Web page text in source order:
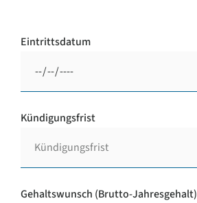
Eintrittsdatum
Kündigungsfrist
Gehaltswunsch (Brutto-Jahresgehalt)